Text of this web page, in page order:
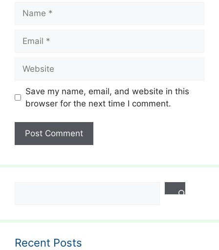
Save my name, email, and website in this
browser for the next time I comment.
Recent Posts